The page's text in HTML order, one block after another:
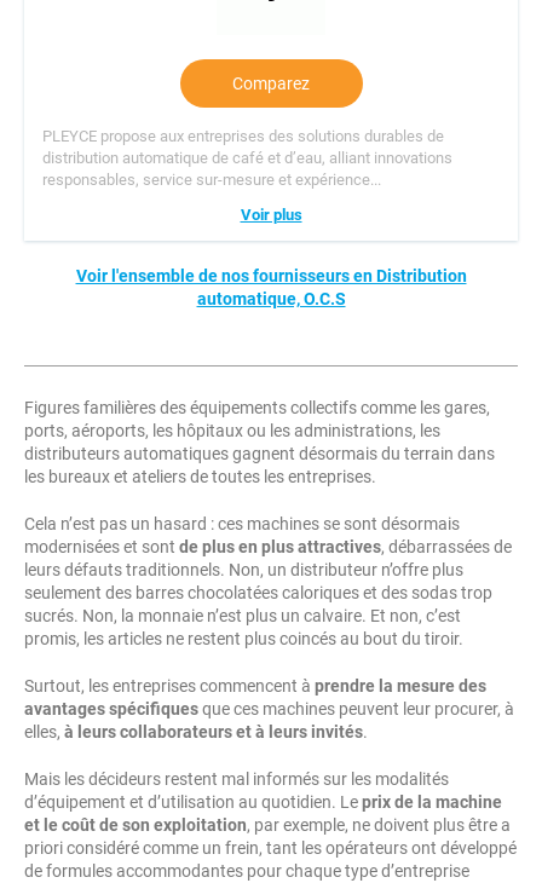
Comparez
PLEYCE propose aux entreprises des solutions durables de
distribution automatique de café et d’eau, alliant innovations
responsables, service sur-mesure et expérience...
Voir plus
Voir l'ensemble de nos fournisseurs en Distribution
automatique, O.C.S
Figures familières des équipements collectifs comme les gares,
ports, aéroports, les hôpitaux ou les administrations, les
distributeurs automatiques gagnent désormais du terrain dans
les bureaux et ateliers de toutes les entreprises.
Cela n’est pas un hasard : ces machines se sont désormais
modernisées et sont de plus en plus attractives, débarrassées de
leurs défauts traditionnels. Non, un distributeur n’offre plus
seulement des barres chocolatées caloriques et des sodas trop
sucrés. Non, la monnaie n’est plus un calvaire. Et non, c’est
promis, les articles ne restent plus coincés au bout du tiroir.
Surtout, les entreprises commencent à prendre la mesure des
avantages spécifiquesque ces machines peuvent leur procurer, à
elles, à leurs collaborateurs et à leurs invités.
Mais les décideurs restent mal informés sur les modalités
d’équipement et d’utilisation au quotidien. Leprix de la machine
et le coût de son exploitation, par exemple, ne doivent plus être a
priori considéré comme un frein, tant les opérateurs ont développé
de formules accommodantes pour chaque type d’entreprise